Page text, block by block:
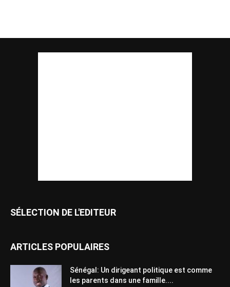
SÉLECTION DE L'EDITEUR
ARTICLES POPULAIRES
Sénégal: Un dirigeant politique est comme
les parents dans une famille....